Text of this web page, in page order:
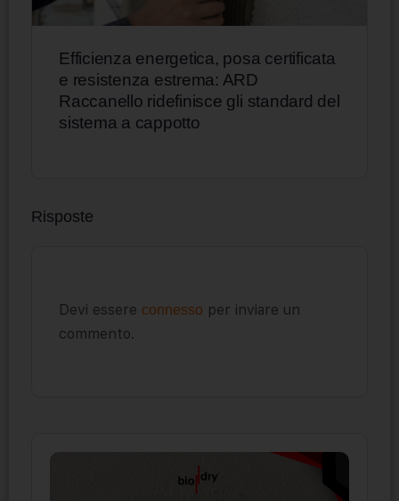
Efficienza energetica, posa certificata
e resistenza estrema: ARD
Raccanello ridefinisce gli standard del
sistema a cappotto
Risposte
Devi essere connesso per inviare un
commento.